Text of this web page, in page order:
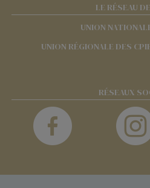
LE RÉSEAU
UNION
UNION RÉGIONALE DES
RÉSEAUX